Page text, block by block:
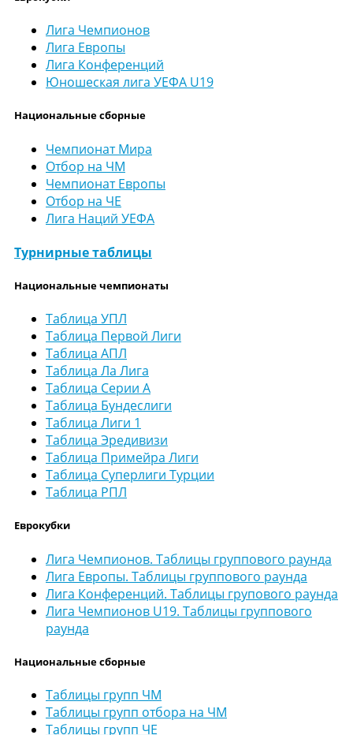
Лига Чемпионов
Лига Европы
Лига Конференций
Юношеская лига УЕФА U19
Национальные сборные
Чемпионат Мира
Отбор на ЧМ
Чемпионат Европы
Отбор на ЧЕ
Лига Наций УЕФА
Турнирные таблицы
Национальные чемпионаты
Таблица УПЛ
Таблица Первой Лиги
Таблица АПЛ
Таблица Ла Лига
Таблица Серии А
Таблица Бундеслиги
Таблица Лиги 1
Таблица Эредивизи
Таблица Примейра Лиги
Таблица Суперлиги Турции
Таблица РПЛ
Еврокубки
Лига Чемпионов. Таблицы группового раунда
Лига Европы. Таблицы группового раунда
Лига Конференций. Таблицы групового раунда
Лига Чемпионов U19. Таблицы группового
раунда
Национальные сборные
Таблицы групп ЧМ
Таблицы групп отбора на ЧМ
Таблицы групп ЧЕ